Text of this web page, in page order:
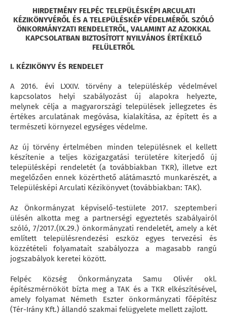
HIRDETMÉNY FELPÉC TELEPÜLÉSKÉPI ARCULATI
KÉZIKÖNYVÉRŐL ÉS A TELEPÜLÉSKÉP VÉDELMÉRŐL SZÓLÓ
ÖNKORMÁNYZATI RENDELETRŐL, VALAMINT AZ AZOKKAL
KAPCSOLATBAN BIZTOSÍTOTT NYILVÁNOS ÉRTÉKELŐ
FELÜLETRŐL
I. KÉZIKÖNYV ÉS RENDELET
A 2016. évi LXXIV. törvény a településkép védelmével
kapcsolatos helyi szabályozást új alapokra helyezte,
melynek célja a magyarországi települések jellegzetes és
értékes arculatának megóvása, kialakítása, az épített és a
természeti környezel egységes védelme.
Az új törvény értelmében minden településnek el kellett
készítenie a teljes közigazgatási területére kiterjedő új
településképi rendeletét (a továbbiakban TKR), illetve ezt
megelőzően ennek közérthető alátámasztó munkarészét, a
Településképi Arculati Kézikönyvet (továbbiakban: TAK).
Az Önkormányzat képviselő-testülete 2017. szeptemberi
ülésén alkotta meg a partnerségi egyeztetés szabályairól
szóló, 7/2017.(IX.29.) önkormányzati rendeletét, amely a két
említett településrendezési eszköz egyes tervezési és
közzétételi folyamatait szabályozza a magasabb rangú
jogszabályok keretei között.
Felpéc Község Önkormányzata Samu Olivér okl.
építészmérnököt bízta meg a TAK és a TKR elkészítésével,
amely folyamat Németh Eszter önkormányzati főépítész
(Tér-Irány Kft.) állandó szakmai felügyelete mellett zajlott.